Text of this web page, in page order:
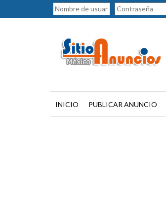
INICIO PUBLICAR ANUNCIO